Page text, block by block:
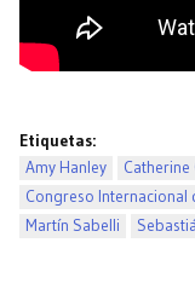
Etiquetas:
Amy Hanley
Catherine
Congreso Internacional
Martín Sabelli